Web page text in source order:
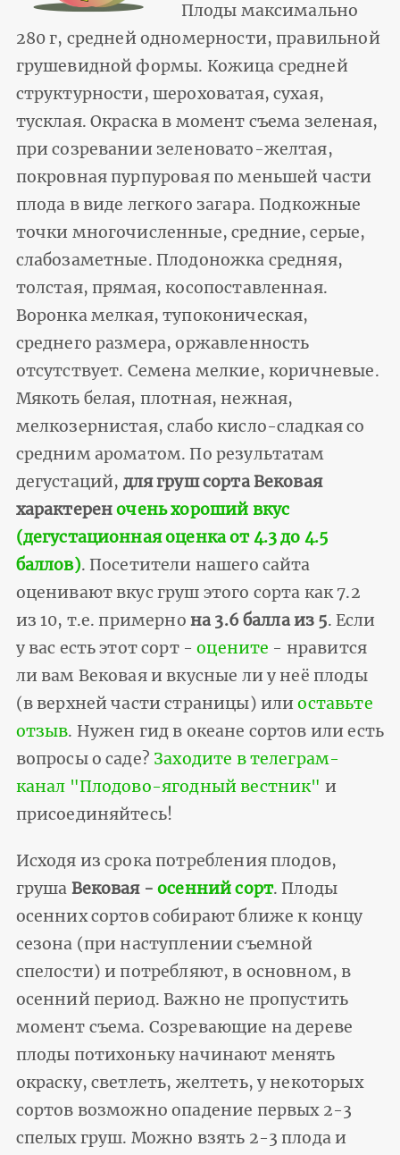
Плоды максимально
280 г, средней одномерности, правильной
грушевидной формы. Кожица средней
структурности, шероховатая, сухая,
тусклая. Окраска в момент съема зеленая,
при созревании зеленовато-желтая,
покровная пурпуровая по меньшей части
плода в виде легкого загара. Подкожные
точки многочисленные, средние, серые,
слабозаметные. Плодоножка средняя,
толстая, прямая, косопоставленная.
Воронка мелкая, тупоконическая,
среднего размера, оржавленность
отсутствует. Семена мелкие, коричневые.
Мякоть белая, плотная, нежная,
мелкозернистая, слабо кисло-сладкая со
средним ароматом. По результатам
дегустаций, для груш сорта Вековая
характереночень хороший вкус
(дегустационная оценка от 4.3 до 4.5
баллов). Посетители нашего сайта
оценивают вкус груш этого сорта как 7.2
из 10, т.е. примерно на 3.6 балла из 5. Если
у вас есть этот сорт -оцените - нравится
ли вам Вековая и вкусные ли у неё плоды
(в верхней части страницы) илиоставьте
отзыв. Нужен гид в океане сортов или есть
вопросы о саде? Заходите в телеграм-
канал "Плодово-ягодный вестник" и
присоединяйтесь!
Исходя из срока потребления плодов,
груша Вековая -осенний сорт. Плоды
осенних сортов собирают ближе к концу
сезона (при наступлении съемной
спелости) и потребляют, в основном, в
осенний период. Важно не пропустить
момент съема. Созревающие на дереве
плоды потихоньку начинают менять
окраску, светлеть, желтеть, у некоторых
сортов возможно опадение первых 2-3
спелых груш. Можно взять 2-3 плода и